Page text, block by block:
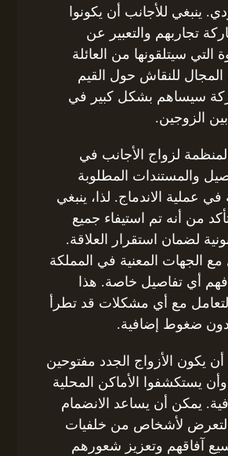
ينبغي للأجانب أن يكونوا
تجاربهم والتعبير عن
التي سيتلقونها من العائلة
المجال للنقاش حول القيم
سيساهم بشكل كبير في
الزوجين.
المنظمة لزواج الأجانب في
والمستندات المطلوبة
في عملية الاندماج. لذا، ينبغي
من أنه تم استيفاء جميع
لضمان استقرار العلاقة.
الجهات المعنية في المملكة
أي تفاصيل خاصة. هذا
مع أي مشكلات قد تطرأ
ضغوط إضافية.
يكون الأزواج الجدد مفتوحين
يستكشفوا الأماكن المحلية
يمكن أن يساعد الانضمام
لأشخاص من خلفيات
آفاقهم وتعزيز شعورهم